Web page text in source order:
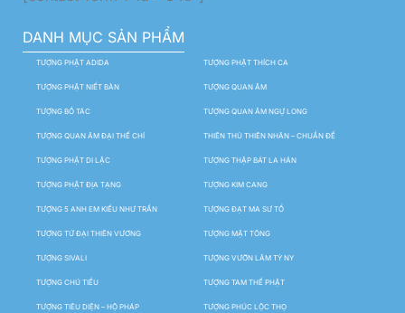
DANH MỤC SẢN PHẨM
TƯỢNG PHẬT ADIDA TƯỢNG PHẬT THÍCH CA
TƯỢNG PHẬT NIẾT BÀN TƯỢNG QUAN ÂM
TƯỢNG BỒ TÁC TƯỢNG QUAN ÂM NGỰ LONG
TƯỢNG QUAN ÂM ĐẠI THẾ CHÍ THIÊN THỦ THIÊN NHÃN – CHUẨN ĐỀ
TƯỢNG PHẬT DI LẶC TƯỢNG THẬP BÁT LA HÁN
TƯỢNG PHẬT ĐỊA TẠNG TƯỢNG KIM CANG
TƯỢNG 5 ANH EM KIỀU NHƯ TRẦN TƯỢNG ĐẠT MA SƯ TỔ
TƯỢNG TỨ ĐẠI THIÊN VƯƠNG TƯỢNG MẬT TÔNG
TƯỢNG SIVALI TƯỢNG VƯỜN LÂM TỲ NY
TƯỢNG CHÚ TIỂU TƯỢNG TAM THẾ PHẬT
TƯỢNG TIÊU DIỆN – HỘ PHÁP TƯỢNG PHÚC LỘC THỌ